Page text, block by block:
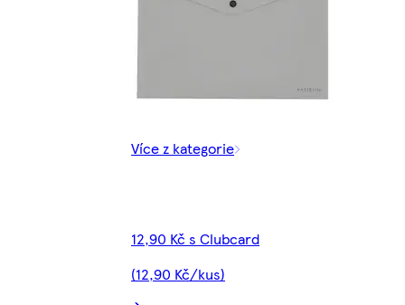
Více z kategorie
12,90 Kč s Clubcard
(12,90 Kč/kus)